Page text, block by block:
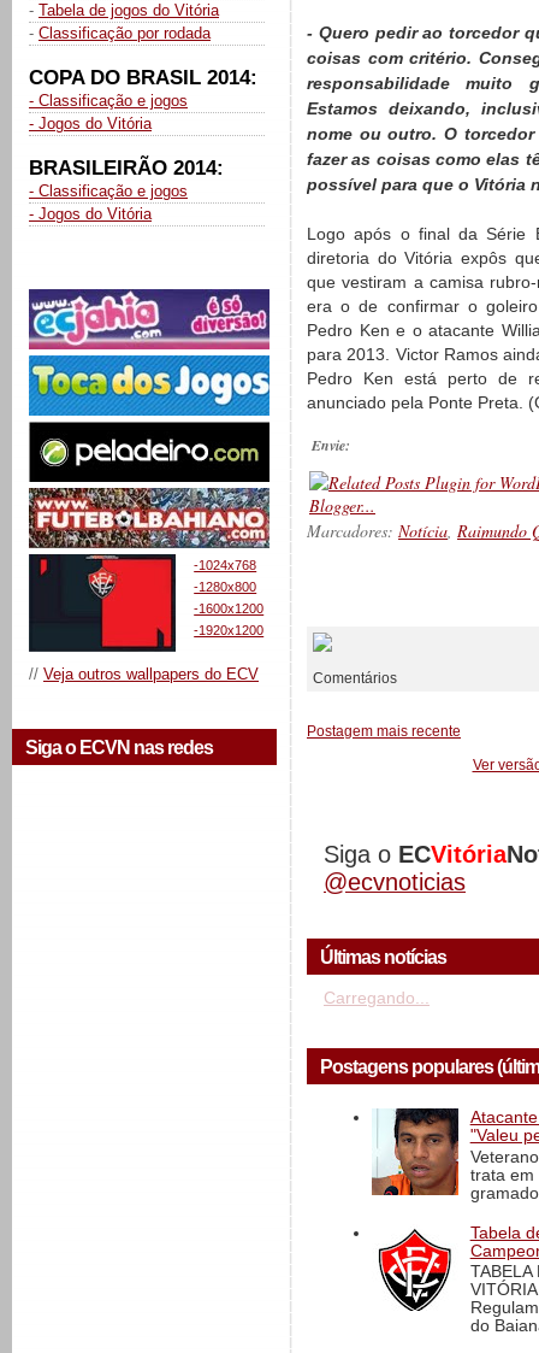
- Tabela de jogos do Vitória
- Classificação por rodada
COPA DO BRASIL 2014:
- Classificação e jogos
- Jogos do Vitória
BRASILEIRÃO 2014:
- Classificação e jogos
- Jogos do Vitória
-1024x768
-1280x800
-1600x1200
-1920x1200
// Veja outros wallpapers do ECV
Siga o ECVN nas redes
- Quero pedir ao torcedor
coisas com critério.
responsabilidade muito
Estamos deixando,
nome ou outro. O
fazer as coisas como elas
possível para que o Vitória
Logo após o final da Série
diretoria do Vitória expôs
que vestiram a camisa
era o de confirmar o
Pedro Ken e o atacante
para 2013. Victor Ramos
Pedro Ken está perto de
anunciado pela Ponte Preta.
Envie:
Marcadores: Notícia, Raimundo
Comentários
Postagem mais recente
Ver
Siga o ECVitória
@ecvnoticias
Últimas notícias
Carregando...
Postagens populares
"Valeu
trata em
Tabela
TABELA
do